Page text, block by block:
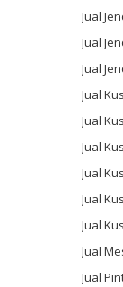
Jual
Jual
Jual
Jual
Jual
Jual
Jual
Jual
Jual
Jual
Jual